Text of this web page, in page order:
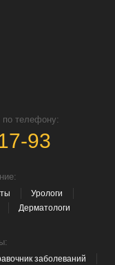
по телефону:
93
Урологи
Дерматологи
заболеваний